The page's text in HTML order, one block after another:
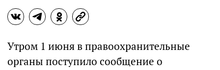
Утром 1 июня в правоохранительные
органы поступило сообщение о